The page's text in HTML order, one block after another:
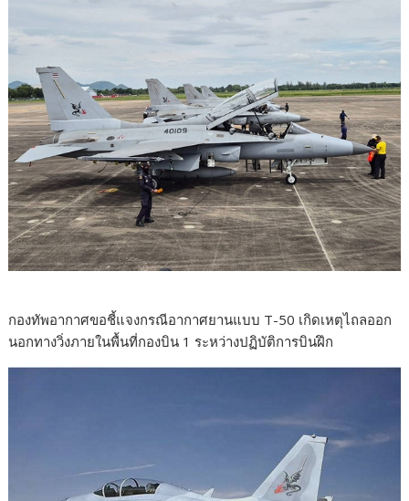
กองทัพอากาศขอชี้แจงกรณีอากาศยานแบบ T-50 เกิดเหตุไถลออก
นอกทางวิ่งภายในพื้นที่กองบิน 1 ระหว่างปฏิบัติการบินฝึก